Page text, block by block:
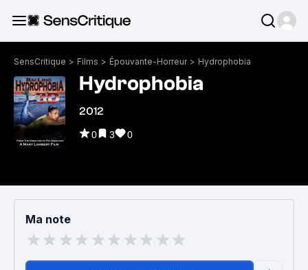
SensCritique > Films > Épouvante-Horreur > Hydrophobia
Hydrophobia
2012
0 3 0
Ma note